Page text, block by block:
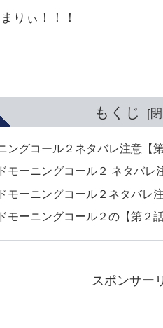
りぃ！！！
もくじ
ングコール２ネタバレ注意【
モーニングコール２ ネタバレ
モーニングコール２ネタバレ
モーニングコール２の【第２
スポンサー